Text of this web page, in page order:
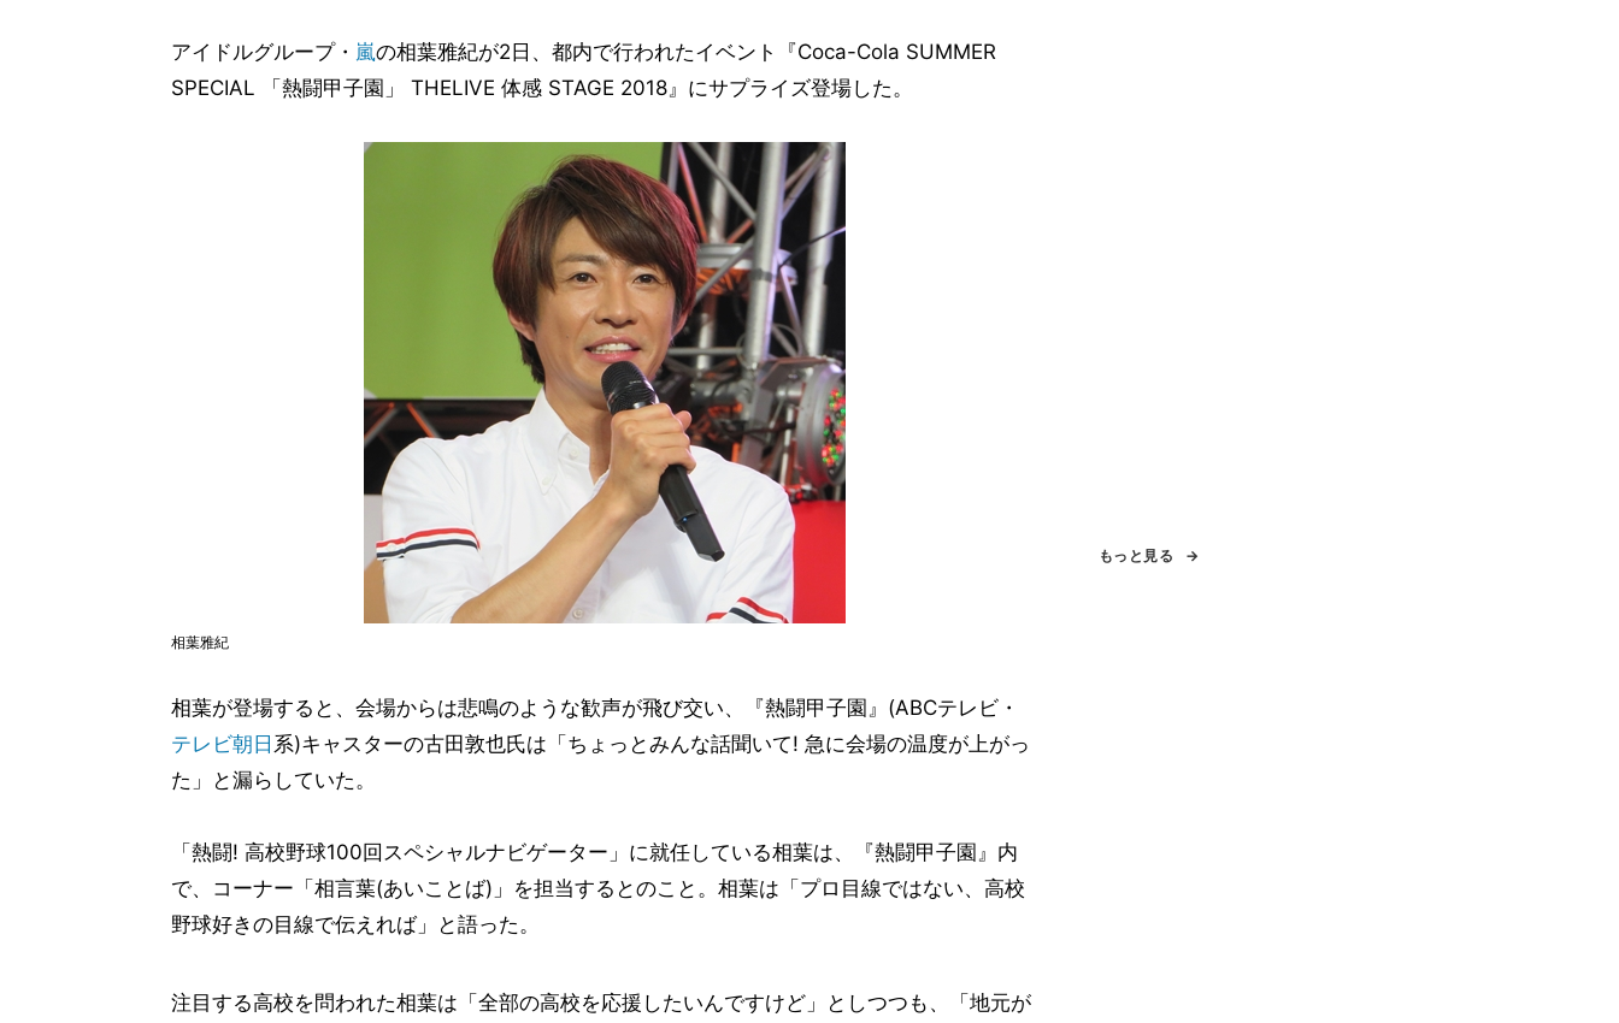
アイドルグループ・ 嵐の相葉雅紀が2日、都内で行われたイベント『Coca-Cola SUMMER
SPECIAL 「熱闘甲子園」 THELIVE 体感 STAGE 2018』にサプライズ登場した。
相葉雅紀
相葉が登場すると、会場からは悲鳴のような歓声が飛び交い、『熱闘甲子園』(ABCテレビ・
テレビ朝日 系)キャスターの古田敦也氏は「ちょっとみんな話聞いて! 急に会場の温度が上がっ
た」と漏らしていた。
「熱闘! 高校野球100回スペシャルナビゲーター」に就任している相葉は、『熱闘甲子園』内
で、コーナー「相言葉(あいことば)」を担当するとのこと。相葉は「プロ目線ではない、高校
野球好きの目線で伝えれば」と語った。
注目する高校を問われた相葉は「全部の高校を応援したいんですけど」としつつも、「地元が
もっと見る